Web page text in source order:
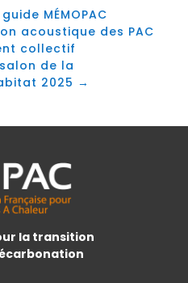
MÉMOPAC
acoustique des PAC
collectif
salon de la
2025 →
la transition